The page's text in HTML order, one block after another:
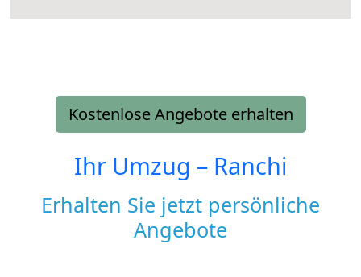
Kostenlose Angebote erhalten
Ihr Umzug – Ranchi
Erhalten Sie jetzt persönliche
Angebote